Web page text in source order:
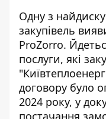
Одну з
закупівель
ProZorro.
послуги, які
договору було
2024 року, у
постачання